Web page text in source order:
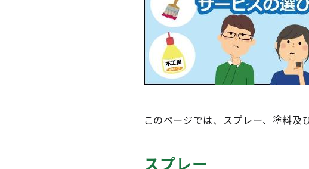
このページでは、スプレー、塗料及
スプレー